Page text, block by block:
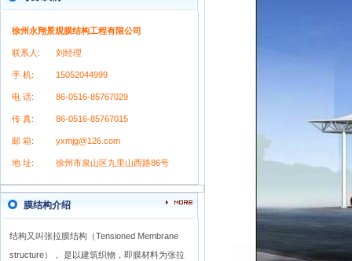
徐州永翔景观膜结构工程有限公司
联系人: 刘经理
手 机: 15052044999
电 话: 86-0516-85767029
传 真: 86-0516-85767015
邮 箱: yxmjg@126.com
地 址: 徐州市泉山区九里山西路86号
膜结构介绍
结构又叫张拉膜结构（Tensioned Membrane
structure）， 是以建筑织物，即膜材料为张拉